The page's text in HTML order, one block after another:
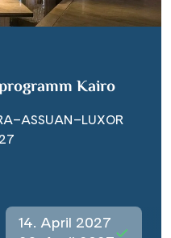
Kairo
14. April 2027